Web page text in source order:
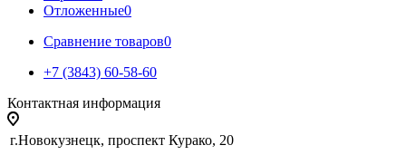
Отложенные0
Сравнение товаров0
+7 (3843) 60-58-60
Контактная информация
г.Новокузнецк, проспект Курако, 20